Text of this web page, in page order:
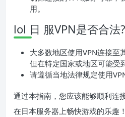
用。
lol 日 服VPN是否合法?
大多数地区使用VPN连接至
但在特定国家或地区可能受
请遵循当地法律规定使用
通过本指南，您应该能够顺利连
在日本服务器上畅快游戏的乐趣！